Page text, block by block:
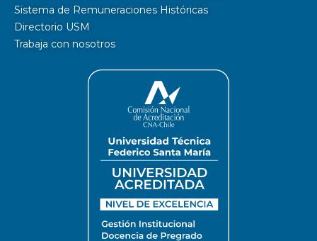
Sistema de Remuneraciones Históricas
Directorio USM
Trabaja con nosotros